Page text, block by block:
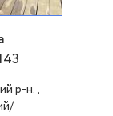
р-н.,